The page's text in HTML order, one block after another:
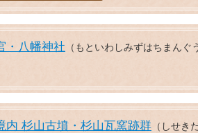
・八幡神社 （もといわしみずはちまん
内 杉山古墳・杉山瓦窯跡群 （しせ